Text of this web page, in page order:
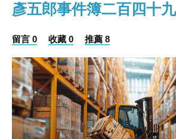
彥五郎事件簿二百四十
留言 0 收藏 0 推薦 8